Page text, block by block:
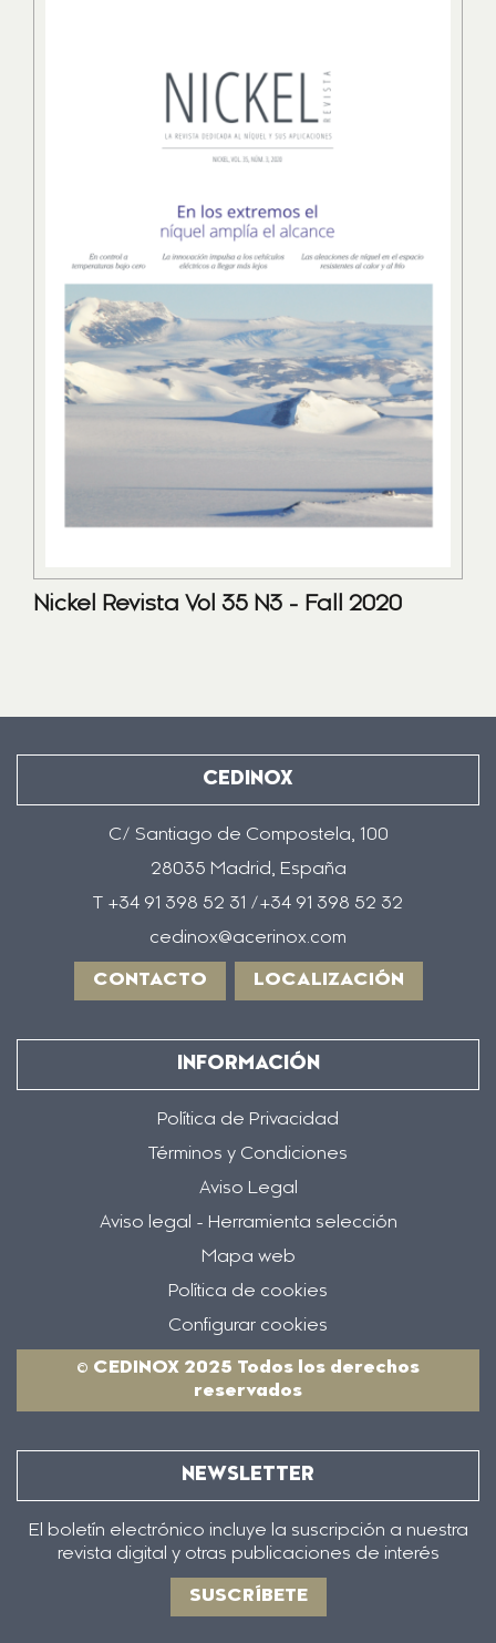
Nickel Revista Vol 35 N3 - Fall 2020
CEDINOX
C/ Santiago de Compostela, 100
28035 Madrid, España
T +34 91 398 52 31 /+34 91 398 52 32
cedinox@acerinox.com
CONTACTO LOCALIZACIÓN
INFORMACIÓN
Política de Privacidad
Términos y Condiciones
Aviso Legal
Aviso legal - Herramienta selección
Mapa web
Política de cookies
Configurar cookies
© CEDINOX 2025 Todos los derechos
reservados
NEWSLETTER
El boletín electrónico incluye la suscripción a nuestra
revista digital y otras publicaciones de interés
SUSCRÍBETE